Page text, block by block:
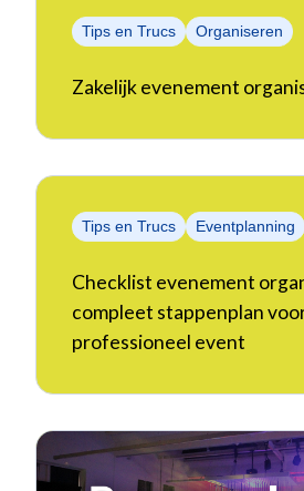
Tips en Trucs Organiseren
Zakelijk evenement
Tips en Trucs Eventplanning
Checklist evenement
compleet stappenplan
professioneel event